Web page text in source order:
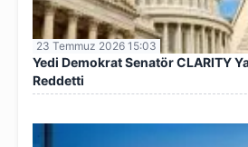
23 Temmuz 2026 15:03
Yedi Demokrat Senatör CLARITY
Reddetti